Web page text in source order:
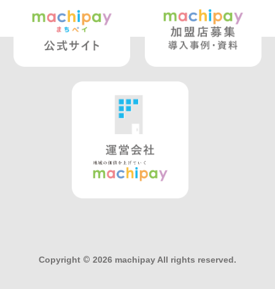
Copyright © 2026 machipay All rights reserved.